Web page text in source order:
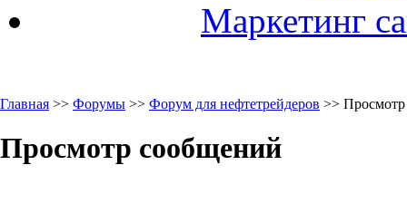
Маркетинг
Главная >> Форумы >> Форум для нефтетрейдеров >>
Просмотр сообщений